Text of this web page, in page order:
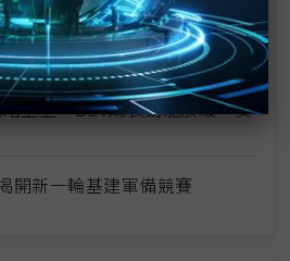
：韓企LCD退場、台廠Micro
重塑 BEV成長動能放緩、安
新一輪基建軍備競賽